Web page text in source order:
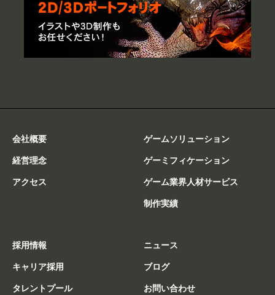
会社概要
経営理念
アクセス
ゲームソリューション
ゲーミフィケーション
ゲーム業界人材サービス
制作実績
採用情報
キャリア採用
タレントプール
ニュース
ブログ
お問い合わせ